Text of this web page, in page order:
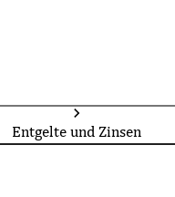
Entgelte und Zinsen